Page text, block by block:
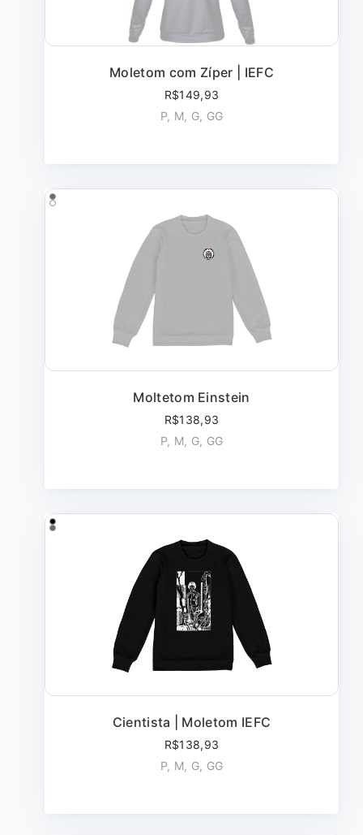
Moletom com Zíper | IEFC
R$149,93
P, M, G, GG
Moltetom Einstein
R$138,93
P, M, G, GG
Cientista | Moletom IEFC
R$138,93
P, M, G, GG